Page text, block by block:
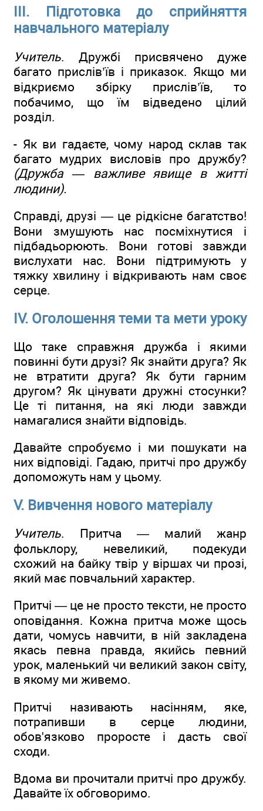
ІІІ. Підготовка до сприйняття
навчального матеріалу
Учитель. Дружбі присвячено дуже
багато прислів’їв і приказок. Якщо ми
відкриємо збірку прислів’їв, то
побачимо, що їм відведено цілий
розділ.
- Як ви гадаєте, чому народ склав так
багато мудрих висловів про дружбу?
(Дружба — важливе явище в житті
людини).
Справді, друзі — це рідкісне багатство!
Вони змушують нас посміхнутися і
підбадьорюють. Вони готові завжди
вислухати нас. Вони підтримують у
тяжку хвилину і відкривають нам своє
серце.
ІV. Оголошення теми та мети уроку
Що таке справжня дружба і якими
повинні бути друзі? Як знайти друга? Як
не втратити друга? Як бути гарним
другом? Як цінувати дружні стосунки?
Це ті питання, на які люди завжди
намагалися знайти відповідь.
Давайте спробуємо і ми пошукати на
них відповіді. Гадаю, притчі про дружбу
допоможуть нам у цьому.
V. Вивчення нового матеріалу
Учитель. Притча — малий жанр
фольклору, невеликий, подекуди
схожий на байку твір у віршах чи прозі,
який має повчальний характер.
Притчі — це не просто тексти, не просто
оповідання. Кожна притча може щось
дати, чомусь навчити, в ній закладена
якась певна правда, якийсь певний
урок, маленький чи великий закон світу,
в якому ми живемо.
Притчі називають насінням, яке,
потрапивши в серце людини,
обов'язково проросте і дасть свої
сходи.
Вдома ви прочитали притчі про дружбу.
Давайте їх обговоримо.